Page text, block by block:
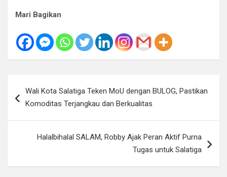
Mari Bagikan
posWali Kota Salatiga Teken MoU dengan BULOG, Pastikan
Komoditas Terjangkau dan Berkualitas
Halalbihalal SALAM, Robby Ajak Peran Aktif Purna
Tugas untuk Salatiga